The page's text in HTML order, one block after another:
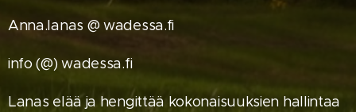
Anna.lanas @ wadessa.fi
info (@) wadessa.fi
Lanas elää ja hengittää kokonaisuuksien hallintaa